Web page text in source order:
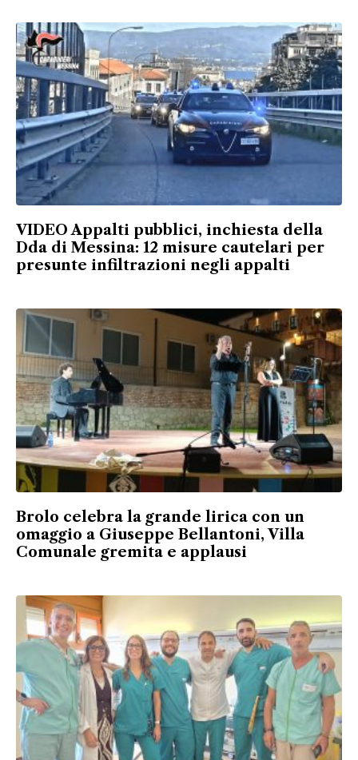
VIDEO Appalti pubblici, inchiesta della
Dda di Messina: 12 misure cautelari per
presunte infiltrazioni negli appalti
Brolo celebra la grande lirica con un
omaggio a Giuseppe Bellantoni, Villa
Comunale gremita e applausi